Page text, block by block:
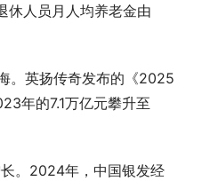
休人员月人均养老金由
。英扬传奇发布的《2025
年的7.1万亿元攀升至
。2024年，中国银发经